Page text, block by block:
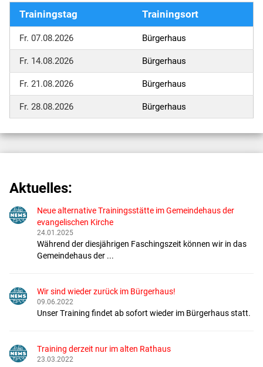
Trainingstag Trainingsort
Fr. 07.08.2026 Bürgerhaus
Fr. 14.08.2026 Bürgerhaus
Fr. 21.08.2026 Bürgerhaus
Fr. 28.08.2026 Bürgerhaus
Aktuelles:
Neue alternative Trainingsstätte im Gemeindehaus der
evangelischen Kirche
24.01.2025
Während der diesjährigen Faschingszeit können wir in das
Gemeindehaus der ...
Wir sind wieder zurück im Bürgerhaus!
09.06.2022
Unser Training findet ab sofort wieder im Bürgerhaus statt.
Training derzeit nur im alten Rathaus
23.03.2022